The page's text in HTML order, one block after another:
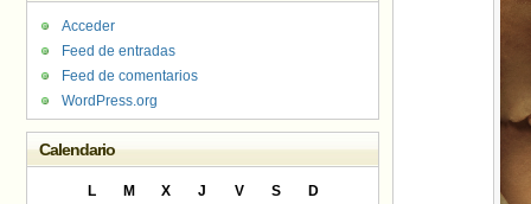
Acceder
Feed de entradas
Feed de comentarios
WordPress.org
Calendario
L M X J V S
D